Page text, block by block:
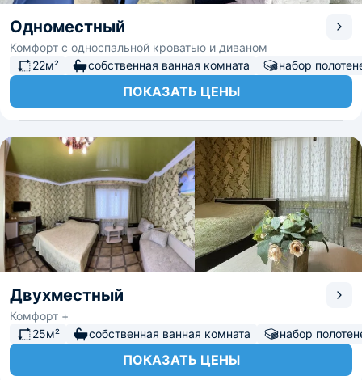
Одноместный
Комфорт с односпальной кроватью и диваном
22м²
собственная ванная комната набор
ПОКАЗАТЬ ЦЕНЫ
Двухместный
Комфорт +
25м²
собственная ванная комната набор
ПОКАЗАТЬ ЦЕНЫ